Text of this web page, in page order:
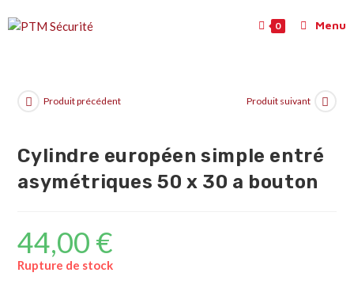
0 Menu
Produit précédent Produit suivant
Cylindre européen simple entré
asymétriques 50 x 30 a bouton
44,00 €
Rupture de stock